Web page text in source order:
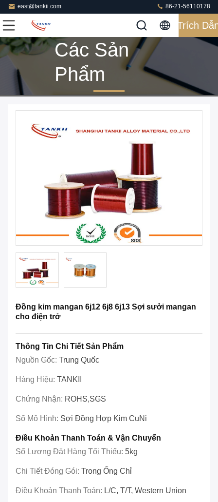
east@tankii.com 86-21-56110178
Trích
Các Sản
Phẩm
Đồng kim mangan 6j12 6j8 6j13 Sợi sưởi mangan
cho điện trở
Thông Tin Chi Tiết Sản Phẩm
Nguồn Gốc: Trung Quốc
Hàng Hiệu: TANKII
Chứng Nhận: ROHS,SGS
Số Mô Hình: Sợi Đồng Hợp Kim CuNi
Điều Khoản Thanh Toán & Vận Chuyển
Số Lượng Đặt Hàng Tối Thiểu: 5kg
Chi Tiết Đóng Gói: Trong Ống Chỉ
Điều Khoản Thanh Toán: L/C, T/T, Western Union